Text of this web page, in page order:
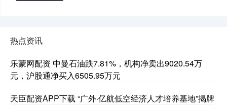
热点资讯
乐蒙网配资 中曼石油跌7.81%，机构净卖出9020.54万
元，沪股通净买入6505.95万元
天臣配资APP下载 “广外·亿航低空经济人才培养基地”揭牌